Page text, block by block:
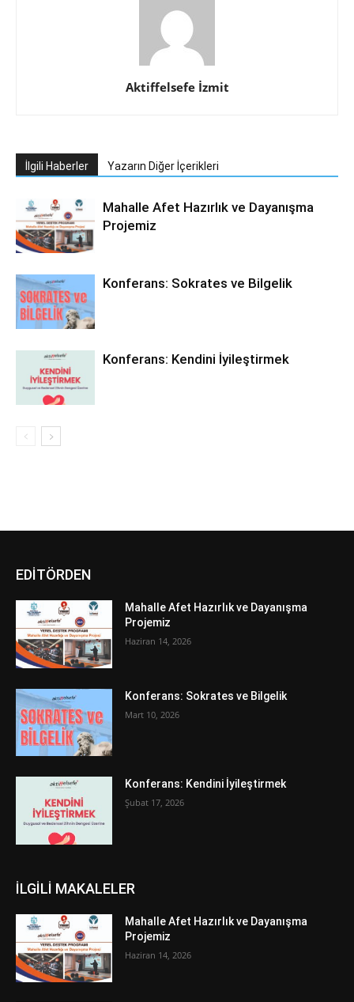
Aktiffelsefe İzmit
İlgili Haberler Yazarın Diğer İçerikleri
Mahalle Afet Hazırlık ve Dayanışma
Projemiz
Konferans: Sokrates ve Bilgelik
Konferans: Kendini İyileştirmek
EDİTÖRDEN
Mahalle Afet Hazırlık ve Dayanışma
Projemiz
Haziran 14, 2026
Konferans: Sokrates ve Bilgelik
Mart 10, 2026
Konferans: Kendini İyileştirmek
Şubat 17, 2026
İLGİLİ MAKALELER
Mahalle Afet Hazırlık ve Dayanışma
Projemiz
Haziran 14, 2026